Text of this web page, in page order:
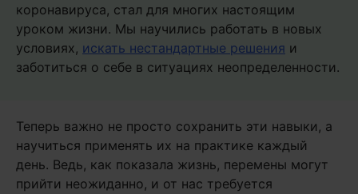
коронавируса, стал для многих настоящим
уроком жизни. Мы научились работать в новых
условиях, искать нестандартные решения и
заботиться о себе в ситуациях неопределенности.
Теперь важно не просто сохранить эти навыки, а
научиться применять их на практике каждый
день. Ведь, как показала жизнь, перемены могут
прийти неожиданно, и от нас требуется